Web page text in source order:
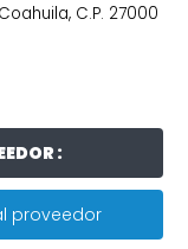
C.P. 27000
:
proveedor